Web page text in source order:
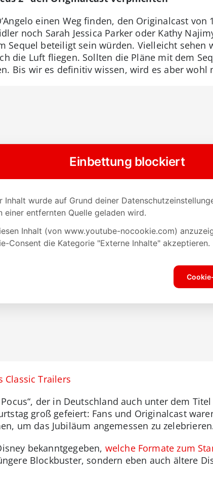
einen Weg finden, den Originalcast von
noch Sarah Jessica Parker oder Kathy
Sequel beteiligt sein würden. Vielleicht sehen
die Luft fliegen. Sollten die Pläne mit dem
Bis wir es definitiv wissen, wird es aber wohl
Classic Trailers
der in Deutschland auch unter dem
groß gefeiert: Fans und Originalcast
um das Jubiläum angemessen zu
bekanntgegeben, welche Formate zum
Blockbuster, sondern eben auch ältere